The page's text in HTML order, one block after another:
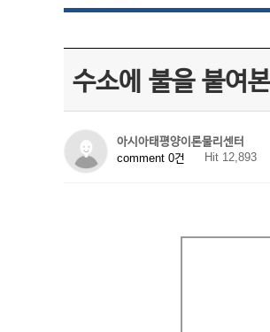
수소에 불을 붙여
아시아태평양이론물리센터
comment 0건
Hit 12,893